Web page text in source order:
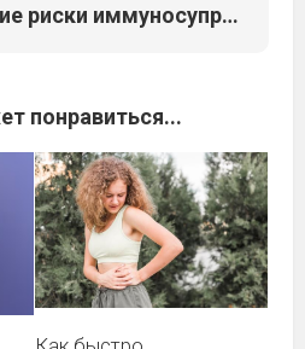
Онкологические риски иммуносупрессивной терапии у пациентов с аутоиммунными заболеваниями
понравиться...